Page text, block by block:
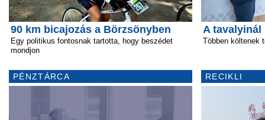
90 km bicajozás a Börzsönyben
Egy politikus fontosnak tartotta, hogy beszédet
mondjon
PÉNZTÁRCA
A tavalyinál
Többen költenek
RECIKLI